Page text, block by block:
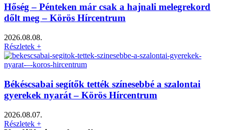
Hőség – Pénteken már csak a hajnali melegrekord
dőlt meg – Körös Hírcentrum
2026.08.08.
Részletek +
Békéscsabai segítők tették színesebbé a szalontai
gyerekek nyarát – Körös Hírcentrum
2026.08.07.
Részletek +